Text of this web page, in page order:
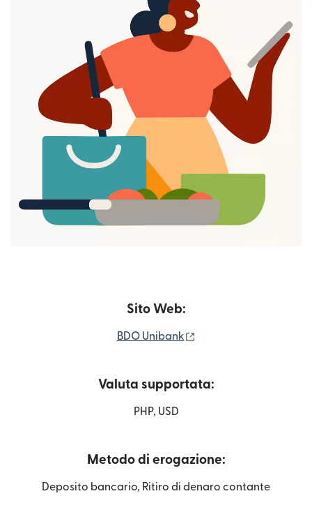
Sito Web:
BDO Unibank
Valuta supportata:
PHP, USD
Metodo di erogazione:
Deposito bancario, Ritiro di denaro contante